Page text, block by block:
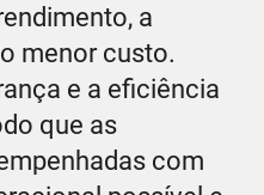
a
menor custo.
e a eficiência
que as
com